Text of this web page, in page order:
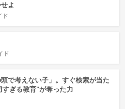
よ
ド
ド
で考えない子」。すぐ検索が当た
ぎる教育”が奪った力